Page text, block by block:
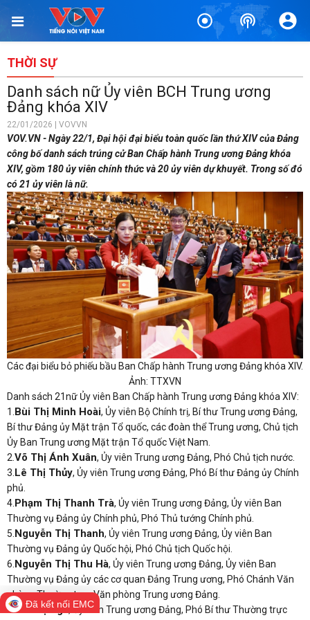
THỜI SỰ
Danh sách nữ Ủy viên BCH Trung ương
Đảng khóa XIV
22/01/2026 | VOVVN
VOV.VN - Ngày 22/1, Đại hội đại biểu toàn quốc lần thứ XIV của Đảng
công bố danh sách trúng cử Ban Chấp hành Trung ương Đảng khóa
XIV, gồm 180 ủy viên chính thức và 20 ủy viên dự khuyết. Trong số đó
có 21 ủy viên là nữ.
Các đại biểu bỏ phiếu bầu Ban Chấp hành Trung ương Đảng khóa XIV.
Ảnh: TTXVN
Danh sách 21nữ Ủy viên Ban Chấp hành Trung ương Đảng khóa XIV:
1. Bùi Thị Minh Hoài, Ủy viên Bộ Chính trị, Bí thư Trung ương Đảng,
Bí thư Đảng ủy Mặt trận Tổ quốc, các đoàn thể Trung ương, Chủ tịch
Ủy Ban Trung ương Mặt trận Tổ quốc Việt Nam.
2. Võ Thị Ánh Xuân, Ủy viên Trung ương Đảng, Phó Chủ tịch nước.
3. Lê Thị Thủy, Ủy viên Trung ương Đảng, Phó Bí thư Đảng ủy Chính
phủ.
4. Phạm Thị Thanh Trà, Ủy viên Trung ương Đảng, Ủy viên Ban
Thường vụ Đảng ủy Chính phủ, Phó Thủ tướng Chính phủ.
5. Nguyễn Thị Thanh, Ủy viên Trung ương Đảng, Ủy viên Ban
Thường vụ Đảng ủy Quốc hội, Phó Chủ tịch Quốc hội.
6. Nguyễn Thị Thu Hà, Ủy viên Trung ương Đảng, Ủy viên Ban
Thường vụ Đảng ủy các cơ quan Đảng Trung ương, Phó Chánh Văn
phòng Thường trực Văn phòng Trung ương Đảng.
7.Hà Thị Nga, Ủy viên Trung ương Đảng, Phó Bí thư Thường trực
Đã kết nối EMC